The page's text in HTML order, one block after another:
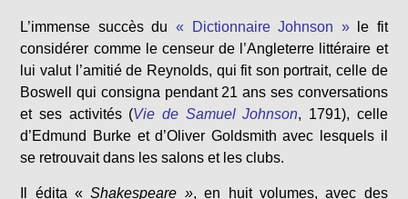
L’immense succès du « Dictionnaire Johnson »
le fit
considérer comme le censeur de l’Angleterre littéraire et
lui valut l’amitié de Reynolds, qui fit son portrait, celle de
Boswell qui consigna pendant 21 ans ses conversations
et ses activités (Vie de Samuel Johnson, 1791), celle
d’Edmund Burke et d’Oliver Goldsmith avec lesquels il
se retrouvait dans les salons et les clubs.
Il édita «Shakespeare », en huit volumes, avec des